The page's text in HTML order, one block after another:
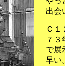
出会
Ｃ１
７３
で展
早い。